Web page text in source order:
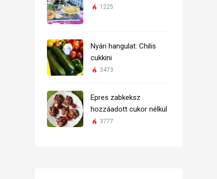
1225
Nyári hangulat: Chilis
cukkini
3473
Epres zabkeksz
hozzáadott cukor nélkül
3777